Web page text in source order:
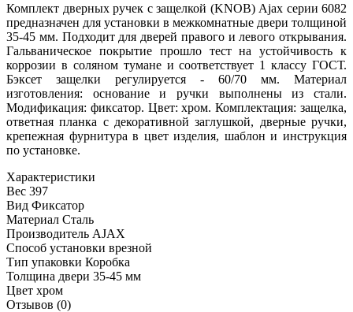
Комплект дверных ручек с защелкой (KNOB) Ajax серии 6082
предназначен для установки в межкомнатные двери толщиной
35-45 мм. Подходит для дверей правого и левого открывания.
Гальваническое покрытие прошло тест на устойчивость к
коррозии в соляном тумане и соответствует 1 классу ГОСТ.
Бэксет защелки регулируется - 60/70 мм. Материал
изготовления: основание и ручки выполнены из стали.
Модификация: фиксатор. Цвет: хром. Комплектация: защелка,
ответная планка с декоративной заглушкой, дверные ручки,
крепежная фурнитура в цвет изделия, шаблон и инструкция
по установке.
Характеристики
Вес 397
Вид Фиксатор
Материал Сталь
Производитель AJAX
Способ установки врезной
Тип упаковки Коробка
Толщина двери 35-45 мм
Цвет хром
Отзывов (0)